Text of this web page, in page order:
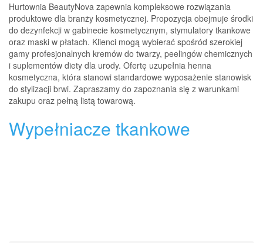
Hurtownia BeautyNova zapewnia kompleksowe rozwiązania
produktowe dla branży kosmetycznej. Propozycja obejmuje środki
do dezynfekcji w gabinecie kosmetycznym, stymulatory tkankowe
oraz maski w płatach. Klienci mogą wybierać spośród szerokiej
gamy profesjonalnych kremów do twarzy, peelingów chemicznych
i suplementów diety dla urody. Ofertę uzupełnia henna
kosmetyczna, która stanowi standardowe wyposażenie stanowisk
do stylizacji brwi. Zapraszamy do zapoznania się z warunkami
zakupu oraz pełną listą towarową.
Wypełniacze tkankowe